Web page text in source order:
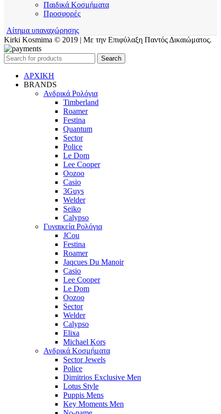
Παιδικά Κοσμήματα
Προσφορές
Αίτημα υπαναχώρησης
Kirki Kosmima © 2019 | Με την Επιφύλαξη Παντός Δικαιώματος.
Search
ΑΡΧΙΚΗ
BRANDS
Ανδρικά Ρολόγια
Timberland
Roamer
Festina
Quantum
Sector
Police
Le Dom
Lee Cooper
Oozoo
Casio
3Guys
Welder
Seiko
Calypso
Γυναικεία Ρολόγια
JCou
Festina
Roamer
Jaqcues Du Manoir
Casio
Lee Cooper
Le Dom
Oozoo
Sector
Welder
Calypso
Elixa
Michael Kors
Ανδρικά Κοσμήματα
Sector Jewels
Police
Dimitrios Exclusive Men
Lotus Style
Puppis Mens
Key Moments Men